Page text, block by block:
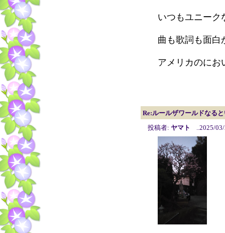
いつもユニーク
曲も歌詞も面白
アメリカのにお
Re:ルールザワールドなる
投稿者: ヤマト ..2025/03/